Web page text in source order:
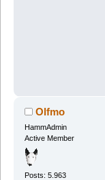
Olfmo
HammAdmin
Active Member
Posts: 5.963